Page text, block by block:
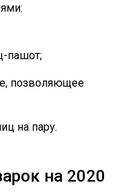
пашот;
позволяющее
на пару.
на 2020